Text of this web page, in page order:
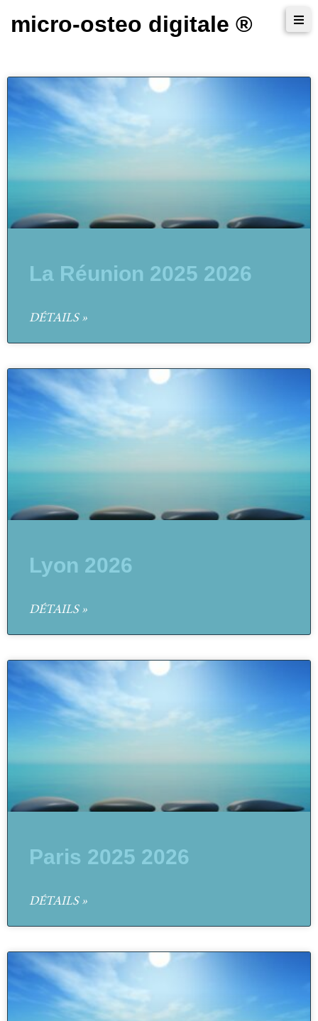
micro-osteo digitale ®
La Réunion 2025 2026
DÉTAILS »
Lyon 2026
DÉTAILS »
Paris 2025 2026
DÉTAILS »